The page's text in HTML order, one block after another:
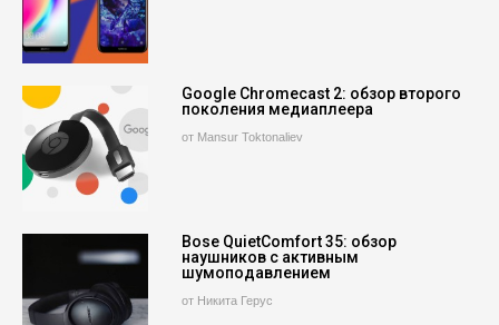
Google Chromecast 2: обзор второго
поколения медиаплеера
от Mansur Toktonaliev
Bose QuietComfort 35: обзор
наушников с активным
шумоподавлением
от Никита Герус